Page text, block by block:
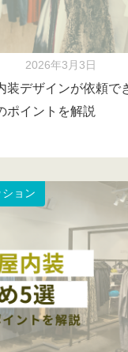
2026年3月3日
装デザインが依頼で
ポイントを解説
ョン